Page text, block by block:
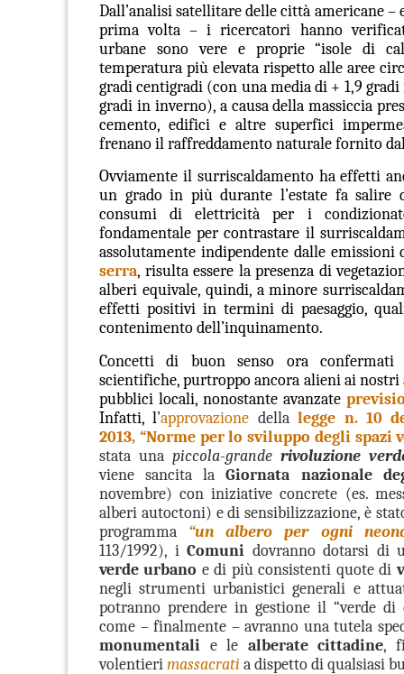
Dall’analisi satellitare delle città americane –
prima volta – i ricercatori hanno
urbane sono vere e proprie “isole di
temperatura più elevata rispetto alle aree
gradi centigradi (con una media di + 1,9 gradi
gradi in inverno), a causa della massiccia
cemento, edifici e altre superfici
frenano il raffreddamento naturale fornito
Ovviamente il surriscaldamento ha effetti
un grado in più durante l’estate fa
consumi di elettricità per i
fondamentale per contrastare il
assolutamente indipendente dalle emissioni
serra, risulta essere la presenza di
alberi equivale, quindi, a minore
effetti positivi in termini di paesaggio,
contenimento dell’inquinamento.
Concetti di buon senso ora confermati
scientifiche, purtroppo ancora alieni ai
pubblici locali, nonostante avanzate
Infatti, l’approvazione dellalegge n. 10
2013, “Norme per lo sviluppo degli spazi
stata una piccola-grande rivoluzione
viene sancita laGiornata nazionale
novembre) con iniziative concrete (es.
alberi autoctoni) e di sensibilizzazione, è
programma “un albero per ogni
113/1992), i Comuni dovranno dotarsi di
verde urbano e di più consistenti quote di
negli strumenti urbanistici generali e
potranno prendere in gestione il “verde di
come – finalmente – avranno una tutela
monumentali e le alberate cittadine,
volentieri massacrati a dispetto di qualsiasi